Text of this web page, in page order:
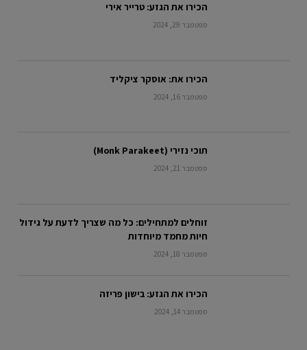
הכירו את הגזע: טרייר אירי
ספטמבר 29, 2024
הכירו את: אוסקר ציקליד
ספטמבר 16, 2024
תוכי נזירי (Monk Parakeet)
ספטמבר 21, 2024
זוחלים למתחילים: כל מה שצריך לדעת על גידול
חיות מחמד מיוחדות
ספטמבר 18, 2024
הכירו את הגזע: בישון פריזה
ספטמבר 14, 2024